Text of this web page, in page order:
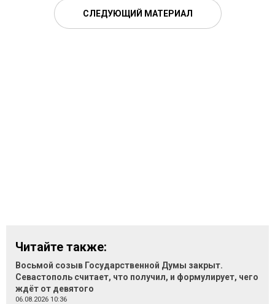
СЛЕДУЮЩИЙ МАТЕРИАЛ
Читайте также:
Восьмой созыв Государственной Думы закрыт.
Севастополь считает, что получил, и формулирует, чего
ждёт от девятого
06.08.2026 10:36